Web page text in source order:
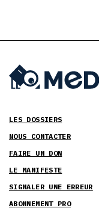
LES DOSSIERS
NOUS CONTACTER
FAIRE UN DON
LE MANIFESTE
SIGNALER UNE ERREUR
ABONNEMENT PRO